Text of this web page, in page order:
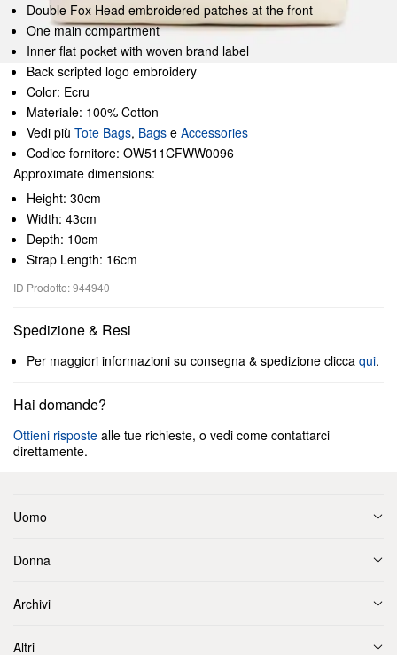
Double Fox Head embroidered patches at the front
One main compartment
Inner flat pocket with woven brand label
Back scripted logo embroidery
Color: Ecru
Materiale: 100% Cotton
Vedi più Tote Bags, Bags e Accessories
Codice fornitore: OW511CFWW0096
Approximate dimensions:
Height: 30cm
Width: 43cm
Depth: 10cm
Strap Length: 16cm
ID Prodotto: 944940
Spedizione & Resi
Per maggiori informazioni su consegna & spedizione clicca qui.
Hai domande?
Ottieni risposte alle tue richieste, o vedi come contattarci
direttamente.
Uomo
Donna
Archivi
Altri